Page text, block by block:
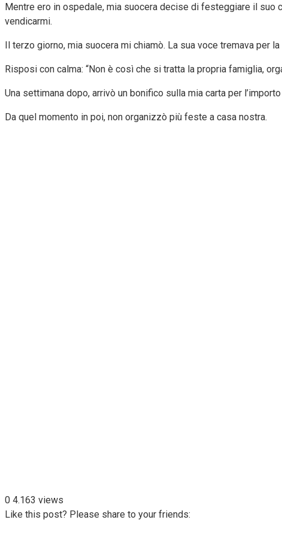
Mentre ero in ospedale, mia suocera decise di festeggiare il
vendicarmi.
Il terzo giorno, mia suocera mi chiamò. La sua voce tremava per
Risposi con calma: “Non è così che si tratta la propria famiglia,
Una settimana dopo, arrivò un bonifico sulla mia carta per
Da quel momento in poi, non organizzò più feste a casa nostra.
0 4.163 views
Like this post? Please share to your friends: